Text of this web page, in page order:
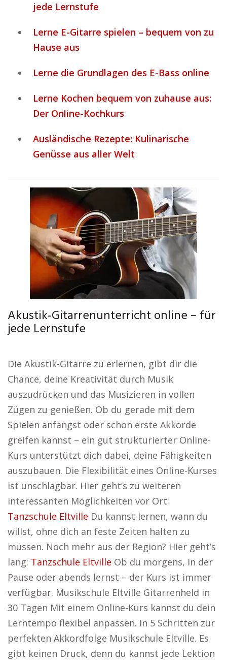
jede Lernstufe
Lerne E-Gitarre spielen – bequem von zu
Hause aus
Lerne die Grundlagen des E-Bass online
Lerne Kochen bequem von zuhause aus:
Der Online-Kochkurs
Ausländische Rezepte: Kulinarische
Genüsse aus aller Welt
Akustik-Gitarrenunterricht online – für
jede Lernstufe
Die Akustik-Gitarre zu erlernen, gibt dir die
Chance, deine Kreativität durch Musik
auszudrücken und das Musizieren in vollen
Zügen zu genießen. Ob du gerade mit dem
Spielen anfängst oder schon erste Akkorde
greifen kannst – ein gut strukturierter Online-
Kurs unterstützt dich dabei, deine Fähigkeiten
auszubauen. Die Flexibilität eines Online-Kurses
ist unschlagbar. Hier geht’s zu weiteren
interessanten Möglichkeiten vor Ort:
Tanzschule Eltville Du kannst lernen, wann du
willst, ohne dich an feste Zeiten halten zu
müssen. Noch mehr aus der Region? Hier geht’s
lang: Tanzschule Eltville Ob du morgens, in der
Pause oder abends lernst – der Kurs ist immer
verfügbar. Musikschule Eltville Gitarrenheld in
30 Tagen Mit einem Online-Kurs kannst du dein
Lerntempo flexibel anpassen. In 5 Schritten zur
perfekten Akkordfolge Musikschule Eltville. Es
gibt keinen Druck, denn du kannst jede Lektion